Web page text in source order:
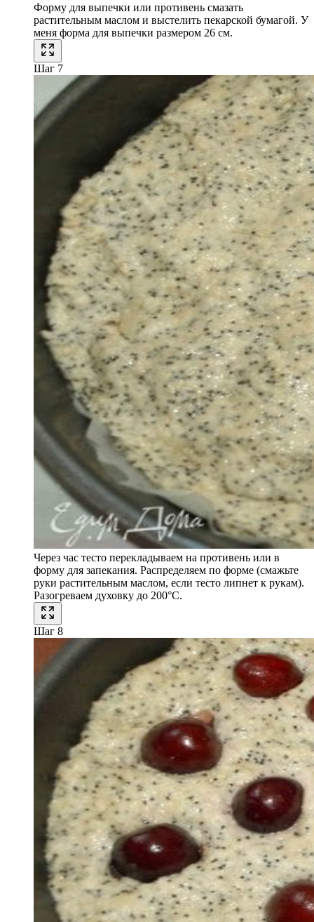
Форму для выпечки или противень смазать
растительным маслом и выстелить пекарской бумагой. У
меня форма для выпечки размером 26 см.
Шаг 7
Через час тесто перекладываем на противень или в
форму для запекания. Распределяем по форме (смажьте
руки растительным маслом, если тесто липнет к рукам).
Разогреваем духовку до 200°C.
Шаг 8